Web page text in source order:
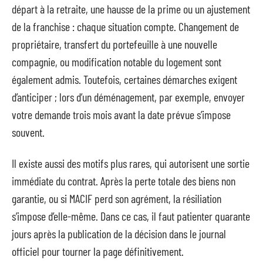
départ à la retraite, une hausse de la prime ou un ajustement
de la franchise : chaque situation compte. Changement de
propriétaire, transfert du portefeuille à une nouvelle
compagnie, ou modification notable du logement sont
également admis. Toutefois, certaines démarches exigent
d’anticiper ; lors d’un déménagement, par exemple, envoyer
votre demande trois mois avant la date prévue s’impose
souvent.
Il existe aussi des motifs plus rares, qui autorisent une sortie
immédiate du contrat. Après la perte totale des biens non
garantie, ou si MACIF perd son agrément, la résiliation
s’impose d’elle-même. Dans ce cas, il faut patienter quarante
jours après la publication de la décision dans le journal
officiel pour tourner la page définitivement.